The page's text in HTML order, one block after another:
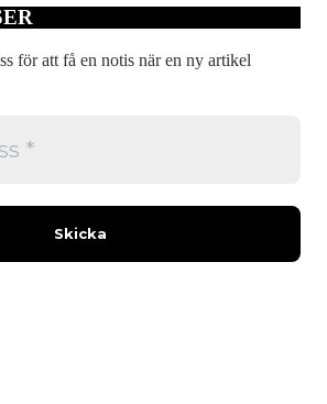
för att få en notis när en ny artikel